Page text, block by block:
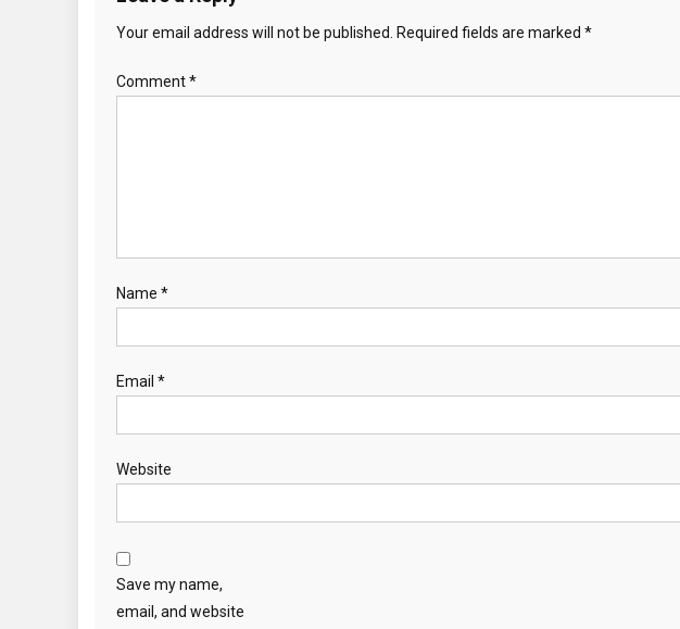
Your email address will not be published. Required fields are marked *
Comment*
Name *
Email *
Website
Save my name,
email, and website